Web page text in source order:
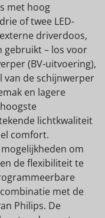
met hoog
of twee LED-
driverdoos,
gebruikt – los voor
(BV-uitvoering),
van de schijnwerper
en lagere
lichtkwaliteit
comfort.
om
de flexibiliteit te
met de
Philips. De